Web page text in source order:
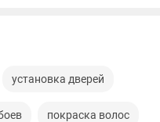
установка дверей
покраска волос